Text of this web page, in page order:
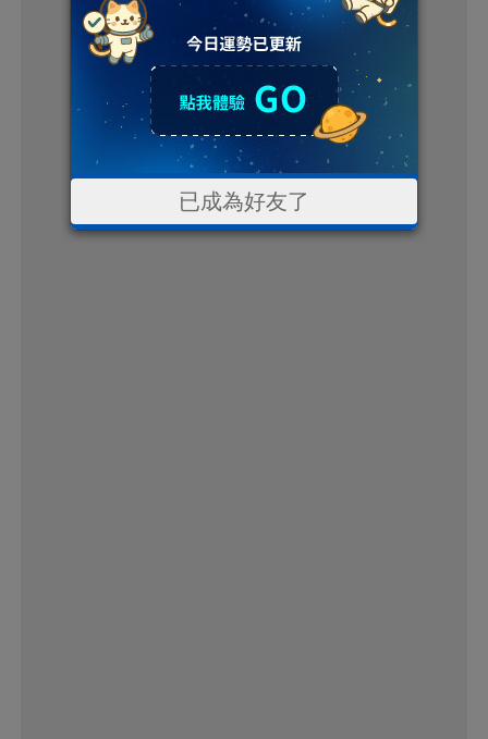
已成為好友了